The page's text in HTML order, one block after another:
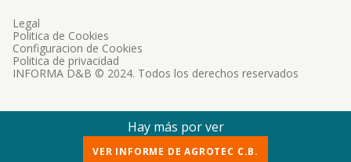
INFORMA D&B © 2024. Todos los derechos reservados
Legal
Politica de Cookies
Configuracion de Cookies
Politica de privacidad
Hay más por ver
VER INFORME DE AGROTEC C.B.